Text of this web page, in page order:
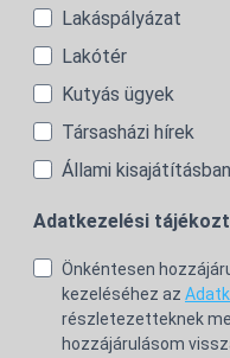
Lakáspályázat
Lakótér
Kutyás ügyek
Társasházi hírek
Állami
Adatkezelési
Önkéntesen
kezeléséhez az
részletezetteknek
hozzájárulásom